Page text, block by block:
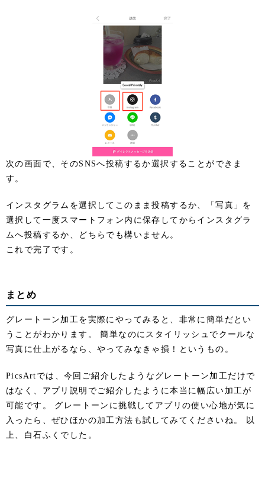
次の画面で、そのSNSへ投稿するか選択することができま
す。
インスタグラムを選択してこのまま投稿するか、「写真」を
選択して一度スマートフォン内に保存してからインスタグラ
ムへ投稿するか、どちらでも構いません。
これで完了です。
まとめ
グレートーン加工を実際にやってみると、非常に簡単だとい
うことがわかります。 簡単なのにスタイリッシュでクールな
写真に仕上がるなら、やってみなきゃ損！というもの。
PicsArtでは、今回ご紹介したようなグレートーン加工だけで
はなく、アプリ説明でご紹介したように本当に幅広い加工が
可能です。 グレートーンに挑戦してアプリの使い心地が気に
入ったら、ぜひほかの加工方法も試してみてくださいね。 以
上、白石ふくでした。